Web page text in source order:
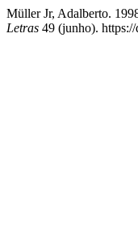
Müller Jr, Adalberto.
Letras 49 (junho).